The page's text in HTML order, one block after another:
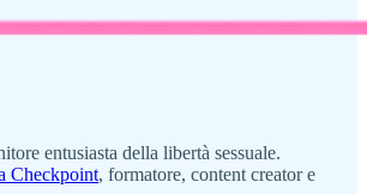
entusiasta della libertà sessuale.
Checkpoint, formatore, content creator e